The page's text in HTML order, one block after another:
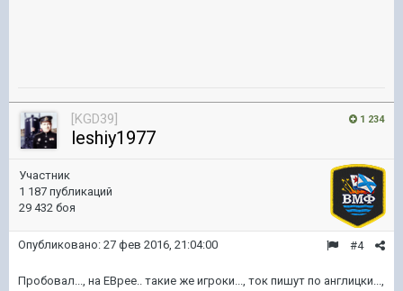
1 234
[KGD39]
leshiy1977
Участник
1 187 публикаций
29 432 боя
#4
Опубликовано: 27 фев 2016, 21:04:00
Пробовал..., на ЕВрее.. такие же игроки..., ток пишут по англицки...,